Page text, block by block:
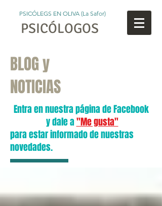
PSICÓLEGS EN OLIVA (La Safor)
PSICÓLOGOS
BLOG y
NOTICIAS
Entra en nuestra página de Facebook
y dale a"Me gusta"
para estar informado de nuestras
novedades.